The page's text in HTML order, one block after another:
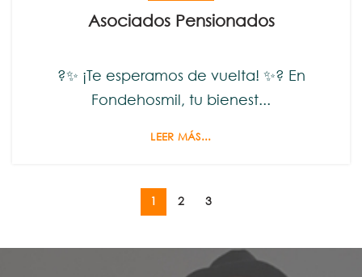
Asociados Pensionados
?✨ ¡Te esperamos de vuelta! ✨? En
Fondehosmil, tu bienest...
LEER MÁS...
1 2 3